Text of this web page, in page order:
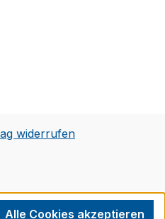
widerrufen
Alle Cookies akzeptieren